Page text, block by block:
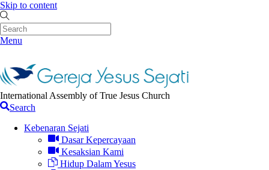
Skip to content
Menu
International Assembly of True Jesus Church
Search
Kebenaran Sejati
Dasar Kepercayaan
Kesaksian Kami
Hidup Dalam Yesus